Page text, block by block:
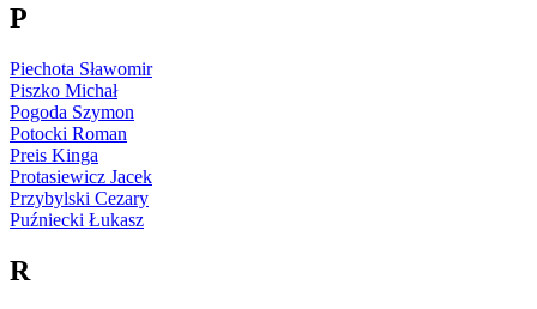
P
Piechota Sławomir
Piszko Michał
Pogoda Szymon
Potocki Roman
Preis Kinga
Protasiewicz Jacek
Przybylski Cezary
Puźniecki Łukasz
R